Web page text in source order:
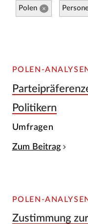
Polen ×
POLEN-
Politikern
Umfragen
Zum Beitrag
POLEN-
Zustimmung